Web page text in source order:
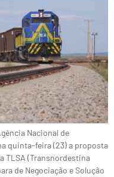
Nacional de
quinta-feira (23) a proposta
TLSA (Transnordestina
de Negociação e Solução